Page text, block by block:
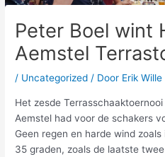
Peter Boel wint
Aemstel
/ Uncategorized / Door Erik Wille
Het zesde
Aemstel had voor de schakers
Geen regen en harde wind
35 graden, zoals de laatste